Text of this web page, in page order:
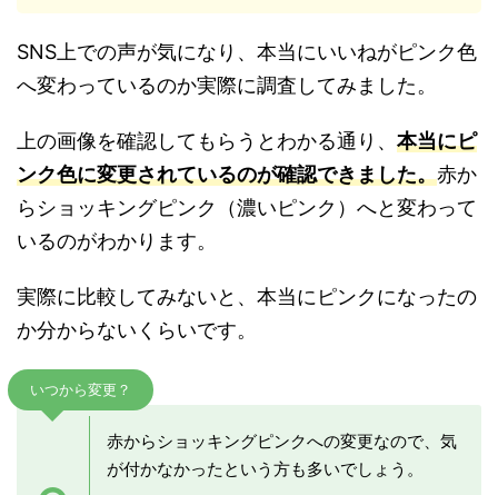
SNS上での声が気になり、本当にいいねがピンク色
へ変わっているのか実際に調査してみました。
上の画像を確認してもらうとわかる通り、 本当にピ
ンク色に変更されているのが確認できました。赤か
らショッキングピンク（濃いピンク）へと変わって
いるのがわかります。
実際に比較してみないと、本当にピンクになったの
か分からないくらいです。
いつから変更？
赤からショッキングピンクへの変更なので、気
が付かなかったという方も多いでしょう。